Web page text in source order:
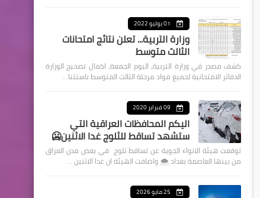
01 يوليو 2022
وزارة التربية... تعلن نتائج امتحانات
الثالث متوسط
كشف مصدر في وزارة التربية، اليوم الجمعة، اكمال تصحيح الوزارة
الدفاتر الامتحانية لجميع مواد مرحلة الثالث المتوسط باستثنا…
09 فبراير 2020
اليكم المحافظات العراقية التي
ستشهد تساقط للثلوج غدا الاثنين🥶
توقعت هيئة الانواء الجوية عن تساقط ثلوج في بعض مدن العراق
من بينها العاصمة بغداد ⁦🌨️⁩ واضافت الهيئة ان غدا الاثنين …
25 مايو 2026